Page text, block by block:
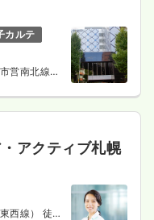
カルテ
営南北線）
アクティブ札幌
西線） 徒歩